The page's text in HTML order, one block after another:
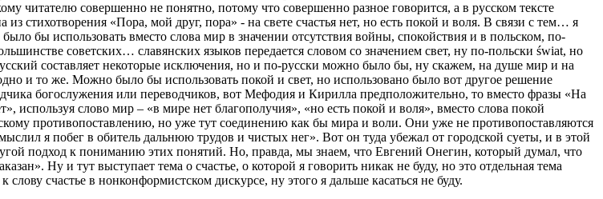
читателю совершенно не понятно, потому что совершенно разное говорится, а в русском тексте
стихотворения «Пора, мой друг, пора» - на свете счастья нет, но есть покой и воля. В связи с тем… я
бы использовать вместо слова мир в значении отсутствия войны, спокойствия и в польском, по-
советских… славянских языков передается словом со значением свет, ну по-польски świat, но
составляет некоторые исключения, но и по-русски можно было бы, ну скажем, на душе мир и на
и то же. Можно было бы использовать покой и свет, но использовано было вот другое решение
богослужения или переводчиков, вот Мефодия и Кирилла предположительно, то вместо фразы «На
используя слово мир – «в мире нет благополучия», «но есть покой и воля», вместо слова покой
противопоставлению, но уже тут соединению как бы мира и воли. Они уже не противопоставляются
я побег в обитель дальнюю трудов и чистых нег». Вот он туда убежал от городской суеты, и в этой
подход к пониманию этих понятий. Но, правда, мы знаем, что Евгений Онегин, который думал, что
Ну и тут выступает тема о счастье, о которой я говорить никак не буду, но это отдельная тема
счастье в нонконформистском дискурсе, ну этого я дальше касаться не буду.